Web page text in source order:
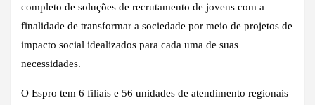
completo de soluções de recrutamento de jovens com a
finalidade de transformar a sociedade por meio de projetos de
impacto social idealizados para cada uma de suas
necessidades.
O Espro tem 6 filiais e 56 unidades de atendimento regionais